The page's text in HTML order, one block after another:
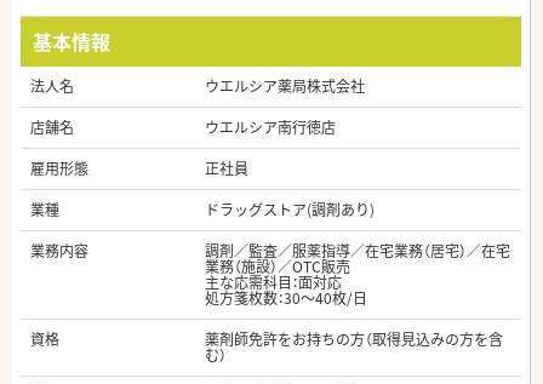
基本情報
法人名
ウエルシア薬局株式会社
店舗名
ウエルシア南行徳店
雇用形態
正社員
業種
ドラッグストア(調剤あり)
業務内容
調剤／監査／服薬指導／在宅業務（居宅）／在宅
業務（施設）／OTC販売
主な応需科目：面対応
処方箋枚数：30～40枚/日
資格
薬剤師免許をお持ちの方（取得見込みの方を含
む）